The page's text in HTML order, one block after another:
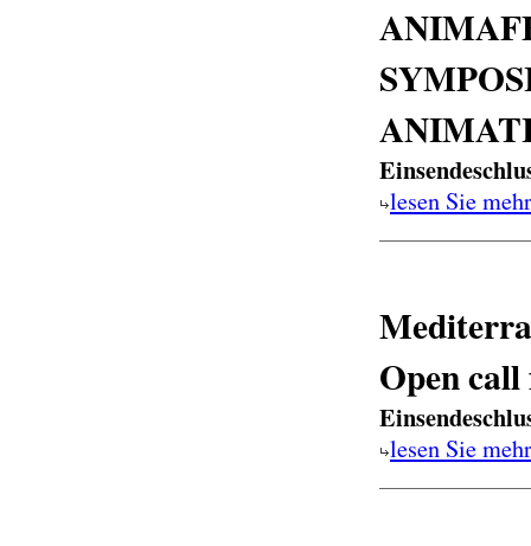
lesen Sie mehr
Open
lesen Sie mehr